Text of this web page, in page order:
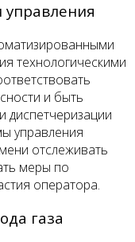
технологическими
и быть
управления
отслеживать
меры по
оператора.
газа